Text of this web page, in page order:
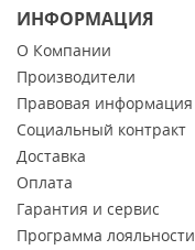
ИНФОРМАЦИЯ
О Компании
Производители
Правовая информация
Социальный контракт
Доставка
Оплата
Гарантия и сервис
Программа лояльности